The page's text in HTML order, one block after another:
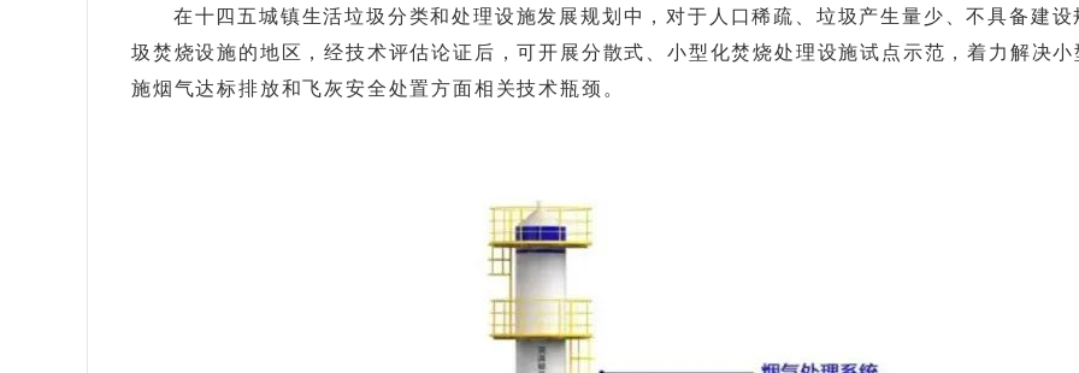
在十四五城镇生活垃圾分类和处理设施发展规划中，对于人口稀疏、垃圾产生量少、不具备建设
圾焚烧设施的地区，经技术评估论证后，可开展分散式、小型化焚烧处理设施试点示范，着力解决小
施烟气达标排放和飞灰安全处置方面相关技术瓶颈。